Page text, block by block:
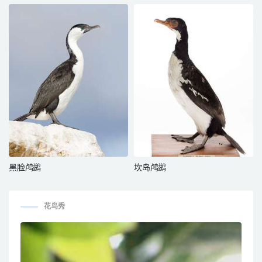
黑脸鸬鹚 坎岛鸬鹚
花鸟秀